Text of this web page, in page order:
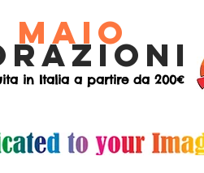
Maio
in Italia a partire da 200€